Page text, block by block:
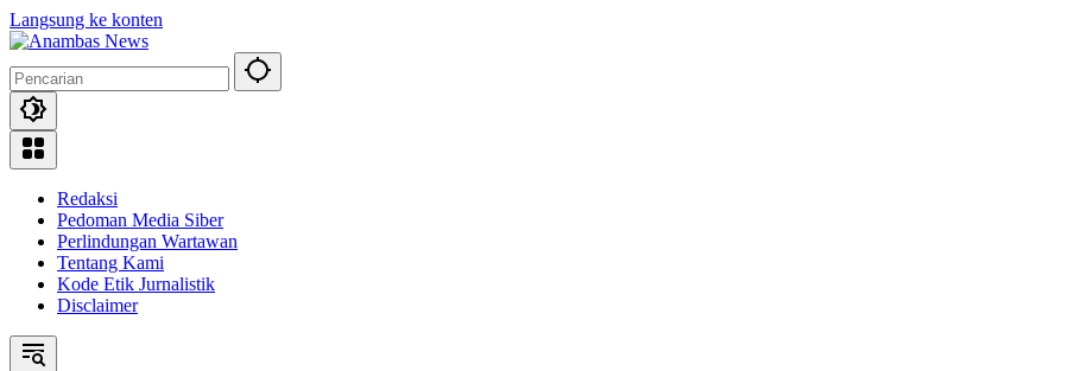
Langsung ke konten
Redaksi
Pedoman Media Siber
Perlindungan Wartawan
Tentang Kami
Kode Etik Jurnalistik
Disclaimer